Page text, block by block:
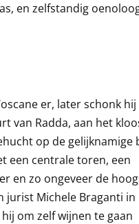
en zelfstandig
er, later schonk hij
van Radda, aan het
op de gelijknamige
een centrale toren, een
en zo ongeveer de
jurist Michele Braganti in
om zelf wijnen te gaan